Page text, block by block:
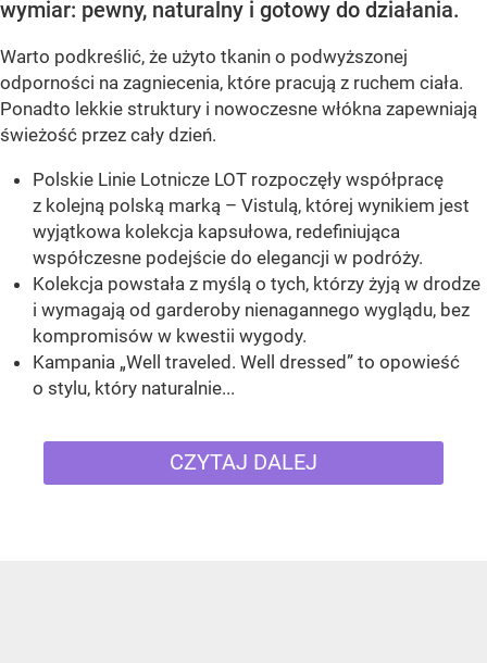
wymiar: pewny, naturalny i gotowy do działania.
Warto podkreślić, że użyto tkanin o podwyższonej
odporności na zagniecenia, które pracują z ruchem ciała.
Ponadto lekkie struktury i nowoczesne włókna zapewniają
świeżość przez cały dzień.
Polskie Linie Lotnicze LOT rozpoczęły współpracę
z kolejną polską marką – Vistulą, której wynikiem jest
wyjątkowa kolekcja kapsułowa, redefiniująca
współczesne podejście do elegancji w podróży.
Kolekcja powstała z myślą o tych, którzy żyją w drodze
i wymagają od garderoby nienagannego wyglądu, bez
kompromisów w kwestii wygody.
Kampania „Well traveled. Well dressed” to opowieść
o stylu, który naturalnie...
CZYTAJ DALEJ